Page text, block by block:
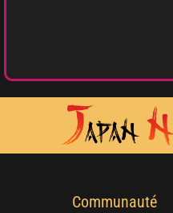
Communauté